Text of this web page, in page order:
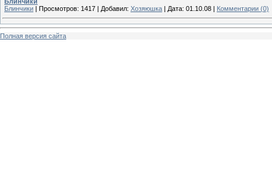
Блинчики
Просмотров: 1417 Добавил: Хозяюшка Дата: 01.10.08 Комментарии (0)
Полная версия сайта